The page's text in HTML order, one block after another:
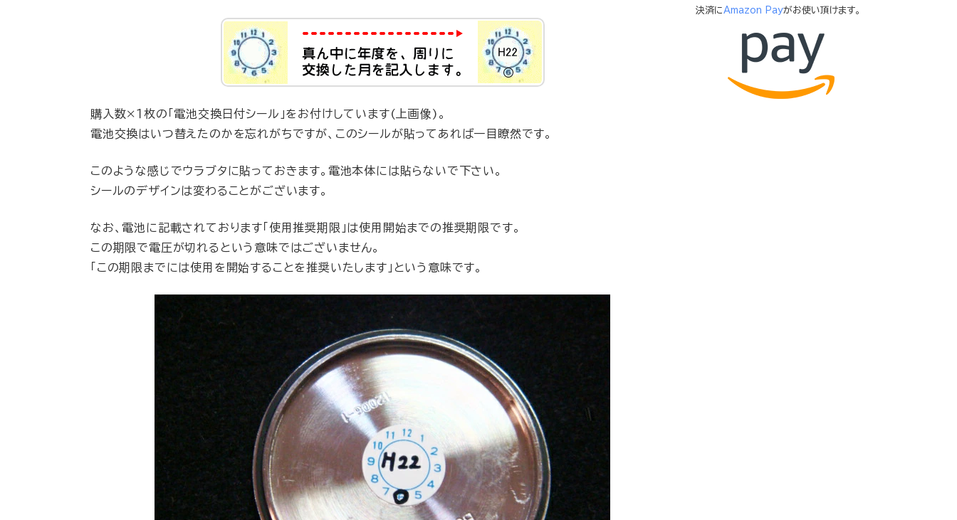
購入数×１枚の「電池交換日付シール」をお付けしています(上画像)。
電池交換はいつ替えたのかを忘れがちですが、このシールが貼ってあれば一目瞭然です。
このような感じでウラブタに貼っておきます。電池本体には貼らないで下さい。
シールのデザインは変わることがございます。
なお、電池に記載されております「使用推奨期限」は使用開始までの推奨期限です。
この期限で電圧が切れるという意味ではございません。
「この期限までには使用を開始することを推奨いたします」という意味です。
決済にAmazon Payがお使い頂けます。